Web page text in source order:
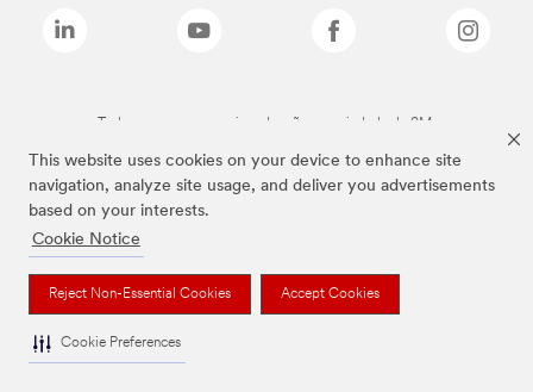
This website uses cookies on your device to enhance site
navigation, analyze site usage, and deliver you advertisements
based on your interests.
Cookie Notice
Reject Non-Essential Cookies Accept Cookies
Cookie Preferences
Todas as marcas mencionadas são propriedade da 3M.